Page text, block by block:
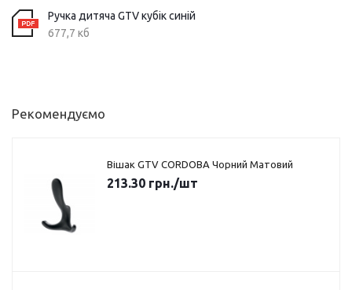
Ручка дитяча GTV кубік синій
677,7 кб
Рекомендуємо
Вішак GTV CORDOBA Чорний Матовий
213.30 грн./шт